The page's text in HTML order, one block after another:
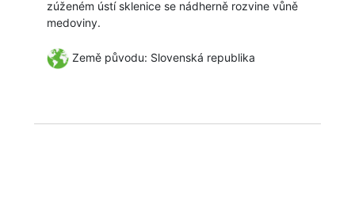
zúženém ústí sklenice se nádherně rozvine vůně
medoviny.
Země původu: Slovenská republika